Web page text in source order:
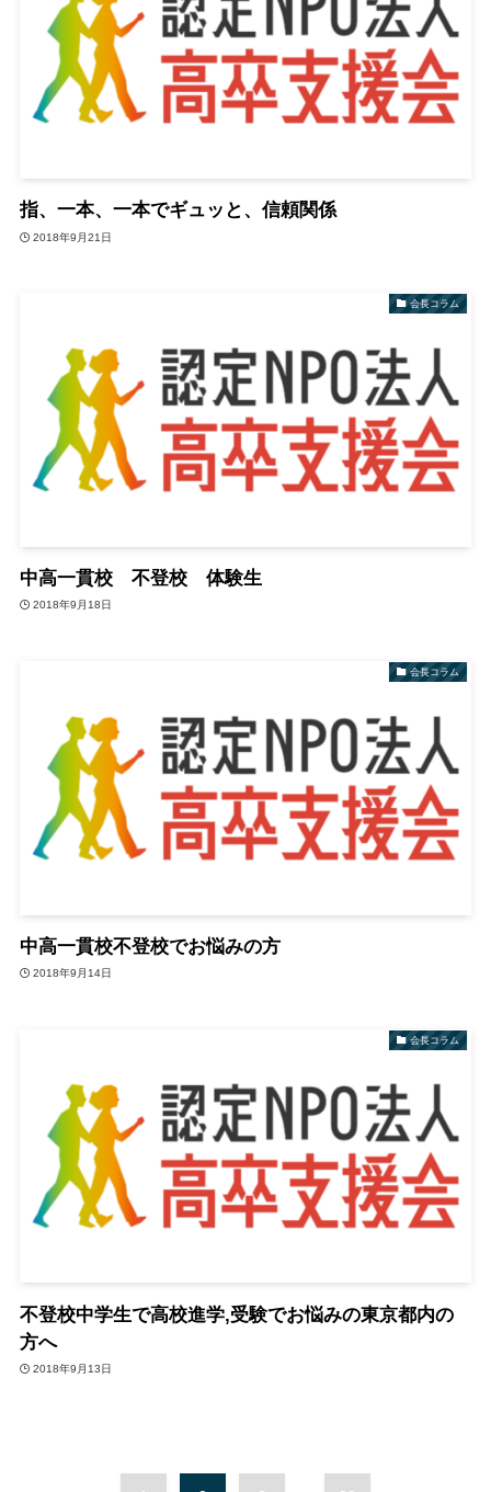
指、一本、一本でギュッと、信頼関係
2018年9月21日
会長コラム
中高一貫校 不登校 体験生
2018年9月18日
会長コラム
中高一貫校不登校でお悩みの方
2018年9月14日
会長コラム
不登校中学生で高校進学,受験でお悩みの東京都内の
方へ
2018年9月13日